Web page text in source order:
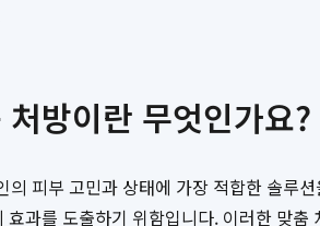
방이란 무엇인가요?
피부 고민과 상태에 가장 적합한 솔루
과를 도출하기 위함입니다. 이러한 맞